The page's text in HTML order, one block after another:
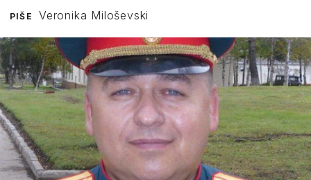
PIŠE Veronika Miloševski